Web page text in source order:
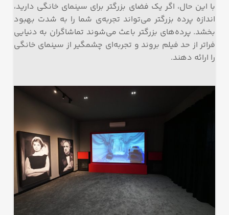
با این حال، اگر یک فضای بزرگتر برای سینمای خانگی دارید،
اندازه پرده بزرگتر می‌تواند تجربه‌ی شما را به شدت بهبود
بخشد. پرده‌های بزرگتر باعث می‌شوند تماشاگران به دنیایی
فراتر از حد فیلم بروند و تجربه‌ای چشمگیر از سینمای خانگی
را ارائه دهند.